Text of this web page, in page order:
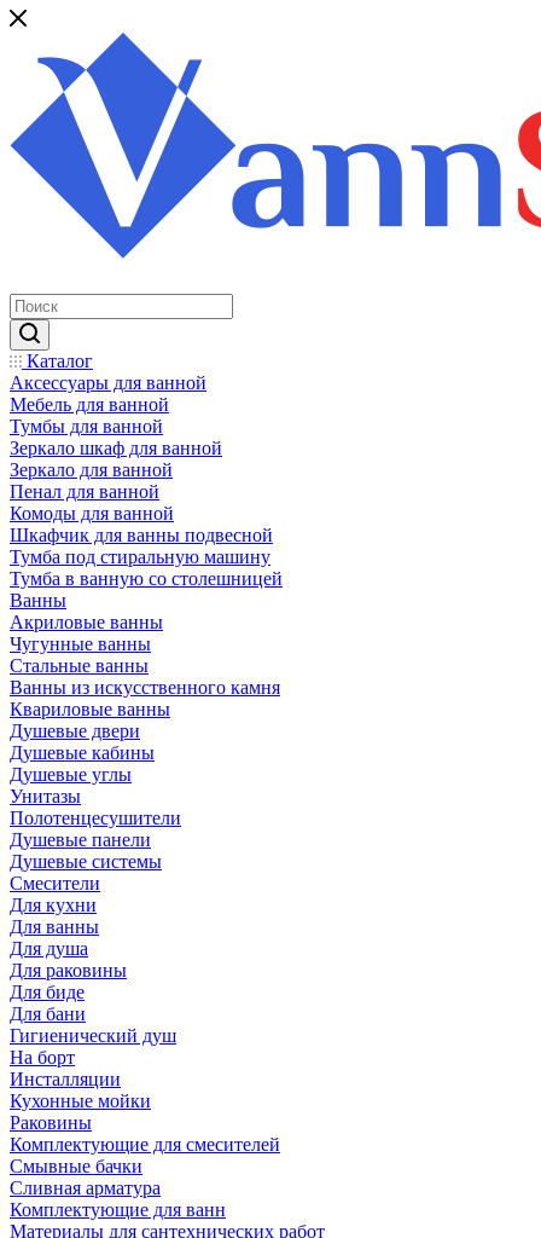
Каталог
Аксессуары для ванной
Мебель для ванной
Тумбы для ванной
Зеркало шкаф для ванной
Зеркало для ванной
Пенал для ванной
Комоды для ванной
Шкафчик для ванны подвесной
Тумба под стиральную машину
Тумба в ванную со столешницей
Ванны
Акриловые ванны
Чугунные ванны
Стальные ванны
Ванны из искусственного камня
Квариловые ванны
Душевые двери
Душевые кабины
Душевые углы
Унитазы
Полотенцесушители
Душевые панели
Душевые системы
Смесители
Для кухни
Для ванны
Для душа
Для раковины
Для биде
Для бани
Гигиенический душ
На борт
Инсталляции
Кухонные мойки
Раковины
Комплектующие для смесителей
Смывные бачки
Сливная арматура
Комплектующие для ванн
Материалы для сантехнических работ